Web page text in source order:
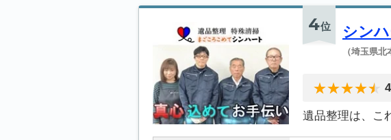
4位 シン
（埼玉県北
遺品整理は、こ